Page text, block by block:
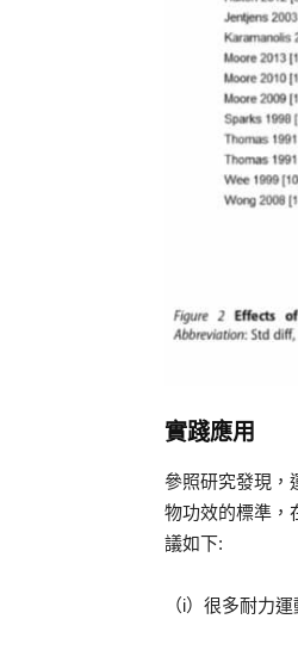
實踐應用
參照研究發現，
物功效的標準，
議如下:
（i）很多耐力